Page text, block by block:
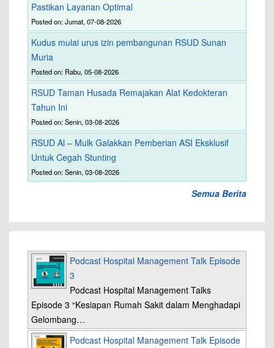
Pastikan Layanan Optimal
Posted on: Jumat, 07-08-2026
Kudus mulai urus izin pembangunan RSUD Sunan
Muria
Posted on: Rabu, 05-08-2026
RSUD Taman Husada Remajakan Alat Kedokteran
Tahun Ini
Posted on: Senin, 03-08-2026
RSUD Al – Mulk Galakkan Pemberian ASI Eksklusif
Untuk Cegah Stunting
Posted on: Senin, 03-08-2026
Semua Berita
Podcast Hospital Management Talk Episode
3
Podcast Hospital Management Talks
Episode 3 “Kesiapan Rumah Sakit dalam Menghadapi
Gelombang…
Podcast Hospital Management Talk Episode